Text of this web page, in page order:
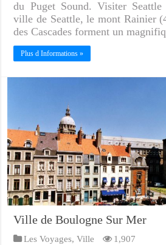
du Puget Sound. Visiter
ville de Seattle, le mont Rainier
des Cascades forment un
Plus d Informations »
Ville de Boulogne Sur Mer
Les Voyages,Ville 1,907